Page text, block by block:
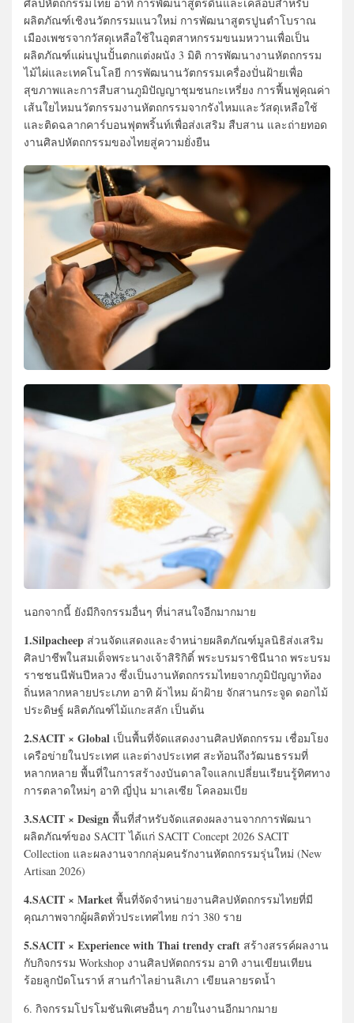
ผลิตภัณฑ์เชิงนวัตกรรมแนวใหม่ การพัฒนาสูตรปูนตำโบราณ
เมืองเพชรจากวัสดุเหลือใช้ในอุตสาหกรรมขนมหวานเพื่อเป็น
ผลิตภัณฑ์แผ่นปูนปั้นตกแต่งผนัง 3 มิติ การพัฒนางานหัตถกรรม
ไม้ไผ่และเทคโนโลยี การพัฒนานวัตกรรมเครื่องปั่นฝ้ายเพื่อ
สุขภาพและการสืบสานภูมิปัญญาชุมชนกะเหรี่ยง การฟื้นฟูคุณค่า
เส้นใยไหมนวัตกรรมงานหัตถกรรมจากรังไหมและวัสดุเหลือใช้
และติดฉลากคาร์บอนฟุตพริ้นท์เพื่อส่งเสริม สืบสาน และถ่ายทอด
งานศิลปหัตถกรรมของไทยสู่ความยั่งยืน
นอกจากนี้ ยังมีกิจกรรมอื่นๆ ที่น่าสนใจอีกมากมาย
1.Silpacheep ส่วนจัดแสดงและจำหน่ายผลิตภัณฑ์มูลนิธิส่งเสริม
ศิลปาชีพในสมเด็จพระนางเจ้าสิริกิติ์ พระบรมราชินีนาถ พระบรม
ราชชนนีพันปีหลวง ซึ่งเป็นงานหัตถกรรมไทยจากภูมิปัญญาท้อง
ถิ่นหลากหลายประเภท อาทิ ผ้าไหม ผ้าฝ้าย จักสานกระจูด ดอกไม้
ประดิษฐ์ ผลิตภัณฑ์ไม้แกะสลัก เป็นต้น
2.SACIT × Global เป็นพื้นที่จัดแสดงงานศิลปหัตถกรรม เชื่อมโยง
เครือข่ายในประเทศ และต่างประเทศ สะท้อนถึงวัฒนธรรมที่
หลากหลาย พื้นที่ในการสร้างงบันดาลใจแลกเปลี่ยนเรียนรู้ทิศทาง
การตลาดใหม่ๆ อาทิ ญี่ปุ่น มาเลเซีย โคลอมเบีย
3.SACIT × Design พื้นที่สำหรับจัดแสดงผลงานจากการพัฒนา
ผลิตภัณฑ์ของ SACIT ได้แก่ SACIT Concept 2026 SACIT
Collection และผลงานจากกลุ่มคนรักงานหัตถกรรมรุ่นใหม่ (New
Artisan 2026)
4.SACIT × Market พื้นที่จัดจำหน่ายงานศิลปหัตถกรรมไทยที่มี
คุณภาพจากผู้ผลิตทั่วประเทศไทย กว่า 380 ราย
5.SACIT × Experience with Thai trendy craft สร้างสรรค์ผลงาน
กับกิจกรรม Workshop งานศิลปหัตถกรรม อาทิ งานเขียนเทียน
ร้อยลูกปัดโนราห์ สานกำไลย่านลิเภา เขียนลายรดน้ำ
6. กิจกรรมโปรโมชันพิเศษอื่นๆ ภายในงานอีกมากมาย